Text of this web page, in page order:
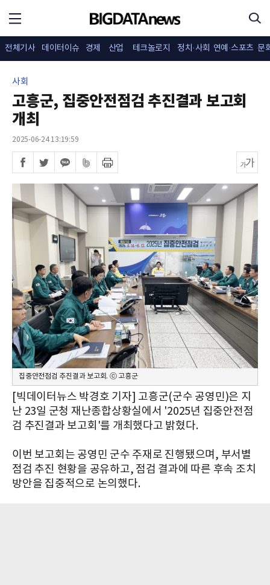
전체기사 데이터이슈 경제 산업 테크놀로지 정치·사회 연예·스포츠 문
사회
고흥군, 집중안전점검 추진결과 보고회
개최
2025-06-24 13:19:59
집중안전점검 추진결과 보고회. ⓒ 고흥군
[빅데이터뉴스 박경호 기자] 고흥군(군수 공영민)은 지
난 23일 군청 재난종합상황실에서 '2025년 집중안전점
검 추진결과 보고회'를 개최했다고 밝혔다.
이번 보고회는 공영민 군수 주재로 진행됐으며, 부서별
점검 추진 현황을 공유하고, 점검 결과에 따른 후속 조치
방안을 집중적으로 논의했다.